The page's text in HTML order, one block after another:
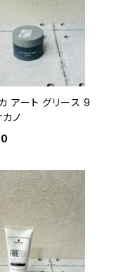
アート グリース 9
ノ